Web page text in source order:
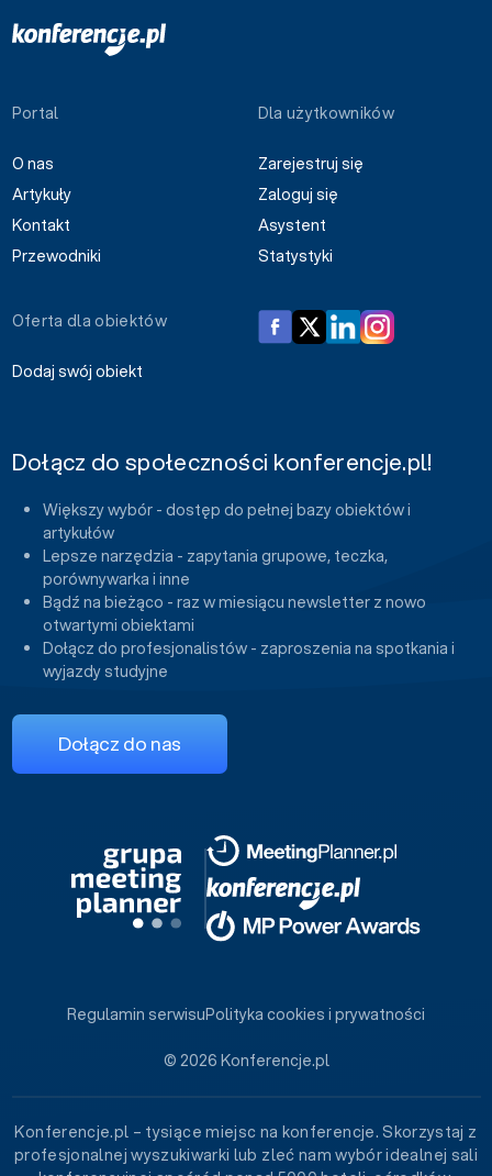
Portal
O nas
Artykuły
Kontakt
Przewodniki
Dla użytkowników
Zarejestruj się
Zaloguj się
Asystent
Statystyki
Oferta dla obiektów
Dodaj swój obiekt
Dołącz do społeczności konferencje.pl!
Większy wybór - dostęp do pełnej bazy obiektów i
artykułów
Lepsze narzędzia - zapytania grupowe, teczka,
porównywarka i inne
Bądź na bieżąco - raz w miesiącu newsletter z nowo
otwartymi obiektami
Dołącz do profesjonalistów - zaproszenia na spotkania i
wyjazdy studyjne
Dołącz do nas
© 2026 Konferencje.pl
Regulamin serwisuPolityka cookies i prywatności
Konferencje.pl – tysiące miejsc na konferencje. Skorzystaj z
profesjonalnej wyszukiwarki lub zleć nam wybór idealnej sali